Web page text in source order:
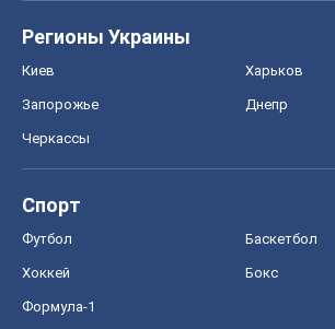
Регионы Украины
Киев Харьков
Запорожье Днепр
Черкассы
Спорт
Футбол Баскетбол
Хоккей Бокс
Формула-1